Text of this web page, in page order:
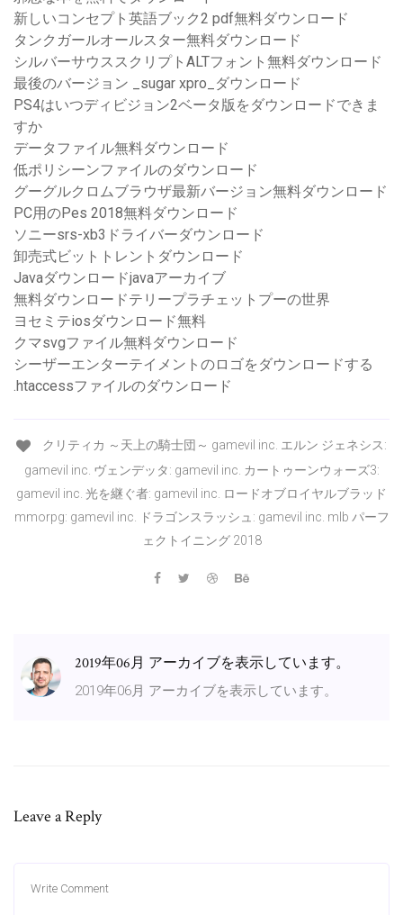
新しいコンセプト英語ブック2 pdf無料ダウンロード
タンクガールオールスター無料ダウンロード
シルバーサウススクリプトALTフォント無料ダウンロード
最後のバージョン _sugar xpro_ダウンロード
PS4はいつディビジョン2ベータ版をダウンロードできま
すか
データファイル無料ダウンロード
低ポリシーンファイルのダウンロード
グーグルクロムブラウザ最新バージョン無料ダウンロード
PC用のPes 2018無料ダウンロード
ソニーsrs-xb3ドライバーダウンロード
卸売式ビットトレントダウンロード
Javaダウンロードjavaアーカイブ
無料ダウンロードテリープラチェットプーの世界
ヨセミテiosダウンロード無料
クマsvgファイル無料ダウンロード
シーザーエンターテイメントのロゴをダウンロードする
.htaccessファイルのダウンロード
クリティカ ～天上の騎士団～ gamevil inc. エルン ジェネシス:
gamevil inc. ヴェンデッタ: gamevil inc. カートゥーンウォーズ3:
gamevil inc. 光を継ぐ者: gamevil inc. ロードオブロイヤルブラッド
mmorpg: gamevil inc. ドラゴンスラッシュ: gamevil inc. mlb パーフ
ェクトイニング 2018
2019年06月 アーカイブを表示しています。
2019年06月 アーカイブを表示しています。
Leave a Reply